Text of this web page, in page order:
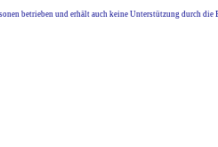
betrieben und erhält auch keine Unterstützung durch die